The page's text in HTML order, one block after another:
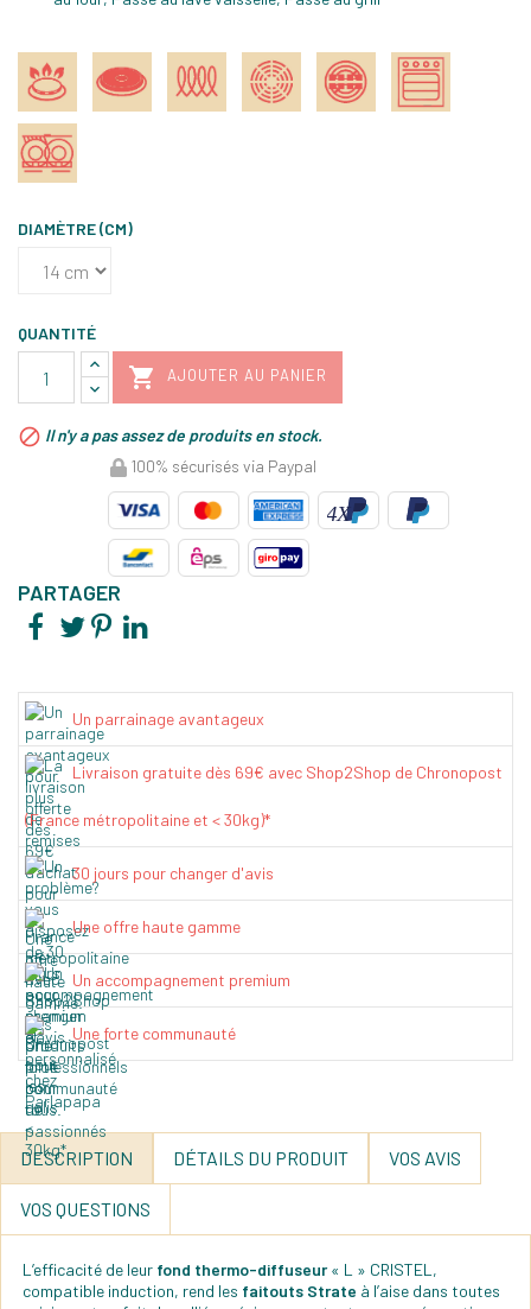
DIAMÈTRE (CM)
QUANTITÉ
 AJOUTER AU PANIER
 Il n'y a pas assez de produits en stock.
100% sécurisés via Paypal
PARTAGER
Un parrainage avantageux
Livraison gratuite dès 69€ avec Shop2Shop de Chronopost
(France métropolitaine et < 30kg)*
30 jours pour changer d'avis
Une offre haute gamme
Un accompagnement premium
Une forte communauté
DESCRIPTION DÉTAILS DU PRODUIT VOS AVIS
VOS QUESTIONS
L’efficacité de leur fond thermo-diffuseur« L » CRISTEL,
compatible induction, rend les faitouts Strate à l’aise dans toutes